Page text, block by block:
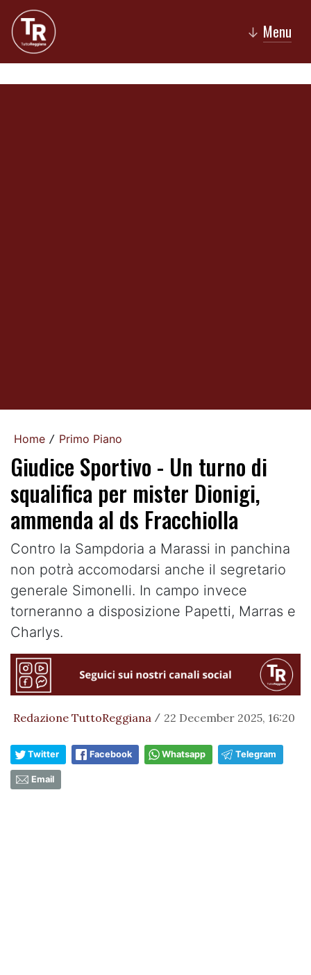
↓ Menu
Home / Primo Piano
Giudice Sportivo - Un turno di
squalifica per mister Dionigi,
ammenda al ds Fracchiolla
Contro la Sampdoria a Marassi in panchina
non potrà accomodarsi anche il segretario
generale Simonelli. In campo invece
torneranno a disposizione Papetti, Marras e
Charlys.
Redazione TuttoReggiana / 22 December 2025, 16:20
Twitter Facebook Whatsapp Telegram
Email